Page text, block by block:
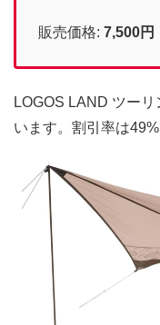
販売価格: 7,500円
LOGOS LAND ツー
います。割引率は49%